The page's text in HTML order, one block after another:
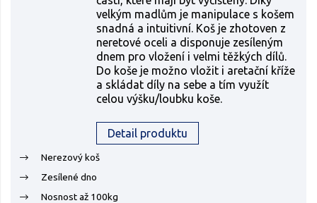
velkým madlům je manipulace s košem
snadná a intuitivní. Koš je zhotoven z
neretové oceli a disponuje zesíleným
dnem pro vložení i velmi těžkých dílů.
Do koše je možno vložit i aretační kříže
a skládat díly na sebe a tím využít
celou výšku/loubku koše.
Detail produktu
Nerezový koš
Zesílené dno
Nosnost až 100kg